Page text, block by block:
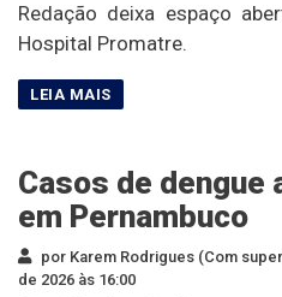
Redação deixa espaço
Hospital Promatre.
Casos de dengue
em Pernambuco
por Karem Rodrigues (Com
de 2026 às 16:00